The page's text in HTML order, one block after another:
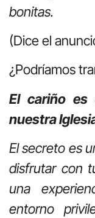
bonitas.
(Dice el
¿Podríamos
El cariño es
nuestra
El secreto es
disfrutar con
una
entorno